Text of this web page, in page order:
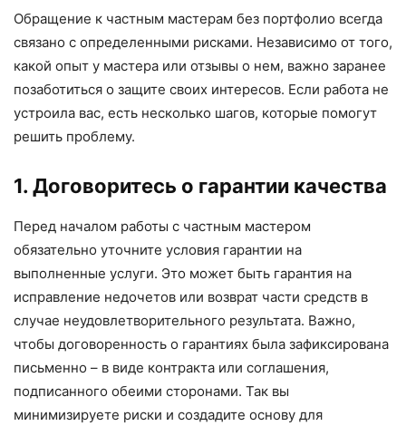
Обращение к частным мастерам без портфолио всегда
связано с определенными рисками. Независимо от того,
какой опыт у мастера или отзывы о нем, важно заранее
позаботиться о защите своих интересов. Если работа не
устроила вас, есть несколько шагов, которые помогут
решить проблему.
1. Договоритесь о гарантии качества
Перед началом работы с частным мастером
обязательно уточните условия гарантии на
выполненные услуги. Это может быть гарантия на
исправление недочетов или возврат части средств в
случае неудовлетворительного результата. Важно,
чтобы договоренность о гарантиях была зафиксирована
письменно – в виде контракта или соглашения,
подписанного обеими сторонами. Так вы
минимизируете риски и создадите основу для